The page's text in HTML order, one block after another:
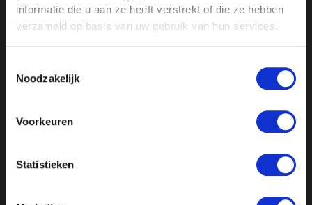
informatie die u aan ze heeft verstrekt of die ze hebben
verzameld op basis van uw gebruik van hun services.
Noodzakelijk
Voorkeuren
Statistieken